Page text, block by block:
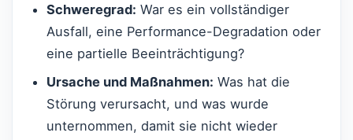
Schweregrad: War es ein vollständiger
Ausfall, eine Performance-Degradation oder
eine partielle Beeinträchtigung?
Ursache und Maßnahmen: Was hat die
Störung verursacht, und was wurde
unternommen, damit sie nicht wieder